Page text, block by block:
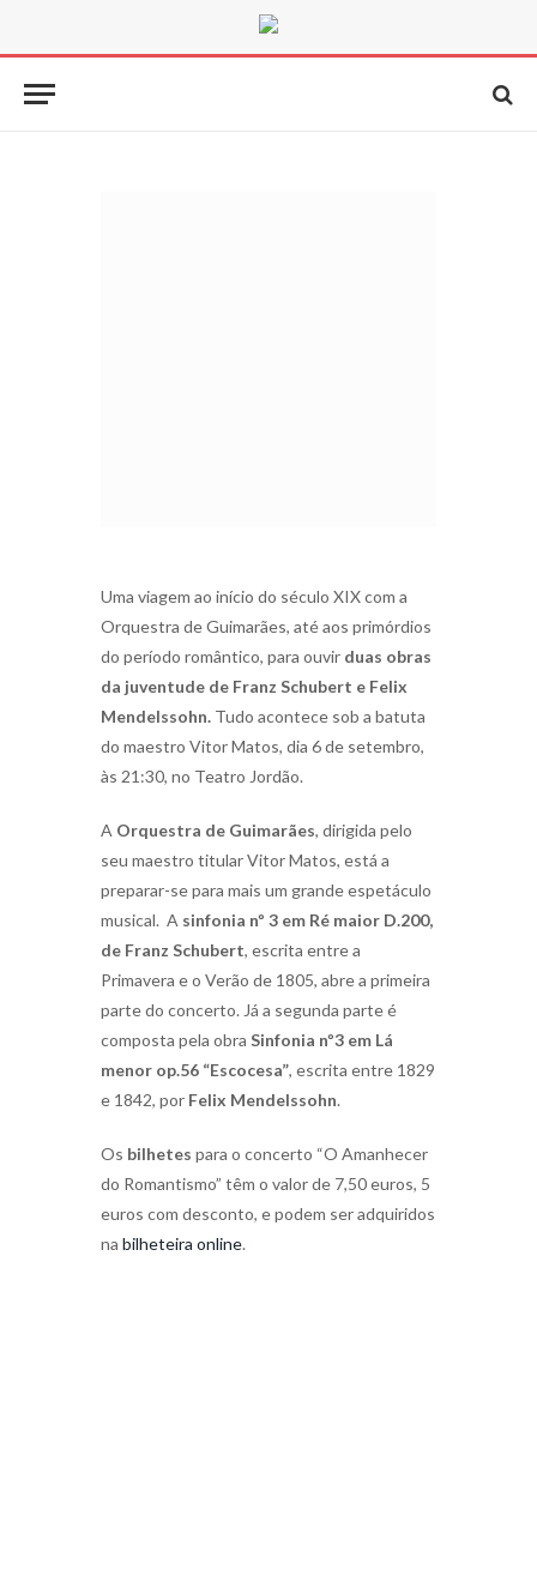
Uma viagem ao início do século XIX com a
Orquestra de Guimarães, até aos primórdios
do período romântico, para ouvir duas obras
da juventude de Franz Schubert e Felix
Mendelssohn. Tudo acontece sob a batuta
do maestro Vitor Matos, dia 6 de setembro,
às 21:30, no Teatro Jordão.
A Orquestra de Guimarães, dirigida pelo
seu maestro titular Vitor Matos, está a
preparar-se para mais um grande espetáculo
musical. A sinfonia nº 3 em Ré maior D.200,
de Franz Schubert, escrita entre a
Primavera e o Verão de 1805, abre a primeira
parte do concerto. Já a segunda parte é
composta pela obra Sinfonia nº3 em Lá
menor op.56 “Escocesa”, escrita entre 1829
e 1842, por Felix Mendelssohn.
Os bilhetes para o concerto “O Amanhecer
do Romantismo” têm o valor de 7,50 euros, 5
euros com desconto, e podem ser adquiridos
na bilheteira online.